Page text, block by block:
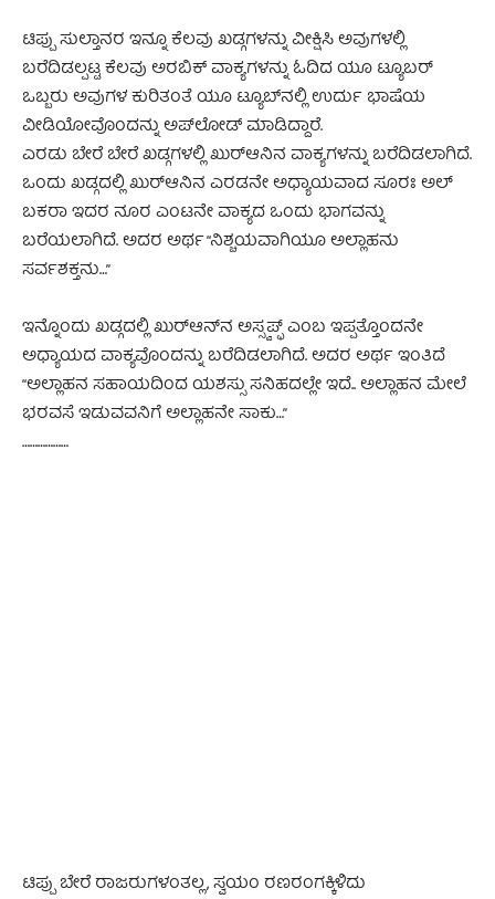
ಟಿಪ್ಪು ಸುಲ್ತಾನರ ಇನ್ನೂ ಕೆಲವು ಖಡ್ಗಗಳನ್ನು ವೀಕ್ಷಿಸಿ ಅವುಗಳಲ್ಲಿ
ಬರೆದಿಡಲ್ಪಟ್ಟ ಕೆಲವು ಅರಬಿಕ್ ವಾಕ್ಯಗಳನ್ನು ಓದಿದ ಯೂ ಟ್ಯೂಬರ್
ಒಬ್ಬರು ಅವುಗಳ ಕುರಿತಂತೆ ಯೂ ಟ್ಯೂಬ್‌‌ನಲ್ಲಿ ಉರ್ದು ಭಾಷೆಯ
ವೀಡಿಯೋವೊಂದನ್ನು ಅಪ್‌ಲೋಡ್ ಮಾಡಿದ್ದಾರೆ.
ಎರಡು ಬೇರೆ ಬೇರೆ ಖಡ್ಗಗಳಲ್ಲಿ ಖುರ್‌ಆನಿನ ವಾಕ್ಯಗಳನ್ನು ಬರೆದಿಡಲಾಗಿದೆ.
ಒಂದು ಖಡ್ಗದಲ್ಲಿ ಖುರ್‌ಆನಿನ ಎರಡನೇ ಅಧ್ಯಾಯವಾದ ಸೂರಃ ಅಲ್
ಬಕರಾ ಇದರ ನೂರ ಎಂಟನೇ ವಾಕ್ಯದ ಒಂದು ಭಾಗವನ್ನು
ಬರೆಯಲಾಗಿದೆ. ಅದರ ಅರ್ಥ “ನಿಶ್ಚಯವಾಗಿಯೂ ಅಲ್ಲಾಹನು
ಸರ್ವಶಕ್ತನು…”
ಇನ್ನೊಂದು ಖಡ್ಗದಲ್ಲಿ ಖುರ್‌ಆನ್‌ನ ಅಸ್ಸ್ವಪ್ಫ್ ಎಂಬ ಇಪ್ಪತ್ತೊಂದನೇ
ಅಧ್ಯಾಯದ ವಾಕ್ಯವೊಂದನ್ನು ಬರೆದಿಡಲಾಗಿದೆ. ಅದರ ಅರ್ಥ ಇಂತಿದೆ
“ಅಲ್ಲಾಹನ ಸಹಾಯದಿಂದ ಯಶಸ್ಸು ಸನಿಹದಲ್ಲೇ ಇದೆ.. ಅಲ್ಲಾಹನ ಮೇಲೆ
ಭರವಸೆ ಇಡುವವನಿಗೆ ಅಲ್ಲಾಹನೇ ಸಾಕು…”
………………
ಟಿಪ್ಪು ಬೇರೆ ರಾಜರುಗಳಂತಲ್ಲ, ಸ್ವಯಂ ರಣರಂಗಕ್ಕಿಳಿದು